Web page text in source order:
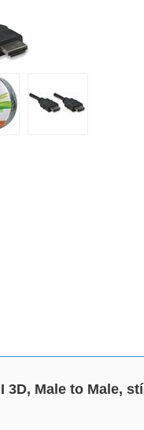
3D, Male to Male,